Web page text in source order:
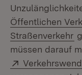
Öffentlichen
Straßenverkehr
müssen darauf
Extern: